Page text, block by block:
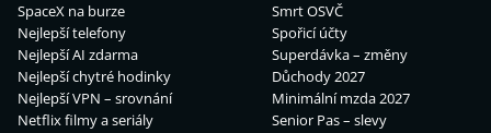
SpaceX na burze
Nejlepší telefony
Nejlepší AI zdarma
Nejlepší chytré hodinky
Nejlepší VPN – srovnání
Netflix filmy a seriály
Smrt OSVČ
Spořicí účty
Superdávka – změny
Důchody 2027
Minimální mzda 2027
Senior Pas – slevy